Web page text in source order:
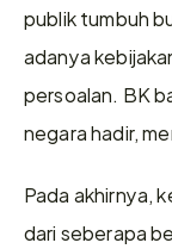
publik tumbuh
adanya
persoalan. BK
negara hadir,
Pada akhirnya,
dari seberapa